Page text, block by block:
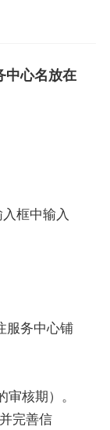
中心名放在
框中输入
服务中心铺
核期）。
完善信